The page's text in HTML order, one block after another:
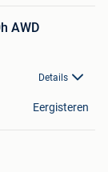
AWD
Details
Eergisteren